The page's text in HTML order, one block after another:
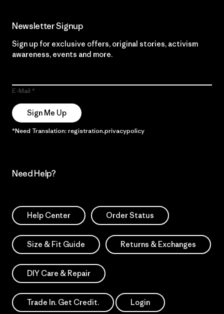
Newsletter Signup
Sign up for exclusive offers, original stories, activism
awareness, events and more.
E-Mail
Sign Me Up
*Need Translation: registration.privacypolicy
Need Help?
Help Center Order Status
Size & Fit Guide Returns & Exchanges
DIY Care & Repair
Trade In. Get Credit. Login